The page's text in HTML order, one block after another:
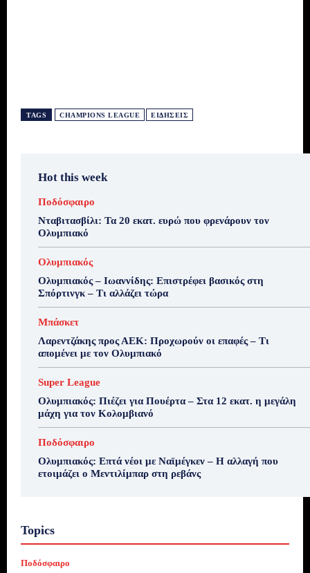
TAGS CHAMPIONS LEAGUE ΕΙΔΗΣΕΙΣ
Hot this week
Ποδόσφαιρο
Νταβιτασβίλι: Τα 20 εκατ. ευρώ που φρενάρουν τον
Ολυμπιακό
Ολυμπιακός
Ολυμπιακός – Ιωαννίδης: Επιστρέφει βασικός στη
Σπόρτινγκ – Τι αλλάζει τώρα
Μπάσκετ
Λαρεντζάκης προς ΑΕΚ: Προχωρούν οι επαφές – Τι
απομένει με τον Ολυμπιακό
Super League
Ολυμπιακός: Πιέζει για Πουέρτα – Στα 12 εκατ. η μεγάλη
μάχη για τον Κολομβιανό
Ποδόσφαιρο
Ολυμπιακός: Επτά νέοι με Ναϊμέγκεν – Η αλλαγή που
ετοιμάζει ο Μεντιλίμπαρ στη ρεβάνς
Topics
Ποδόσφαιρο